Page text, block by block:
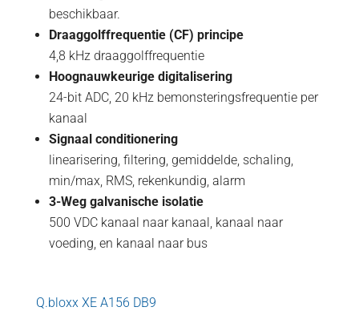
beschikbaar.
Draaggolffrequentie (CF) principe
4,8 kHz draaggolffrequentie
Hoognauwkeurige digitalisering
24-bit ADC, 20 kHz bemonsteringsfrequentie per
kanaal
Signaal conditionering
linearisering, filtering, gemiddelde, schaling,
min/max, RMS, rekenkundig, alarm
3-Weg galvanische isolatie
500 VDC kanaal naar kanaal, kanaal naar
voeding, en kanaal naar bus
Q.bloxx XE A156 DB9